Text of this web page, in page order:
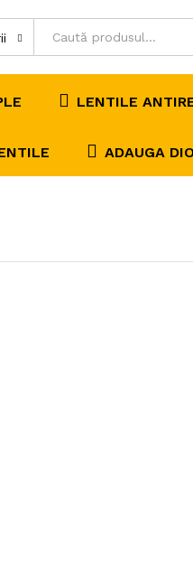
LENTILE
ADAUGA